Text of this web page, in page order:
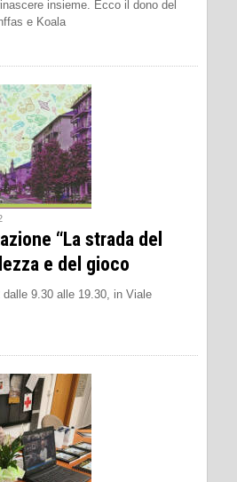
insieme. Ecco il dono del
e Koala
“La strada del
e del gioco
dalle 9.30 alle 19.30, in Viale